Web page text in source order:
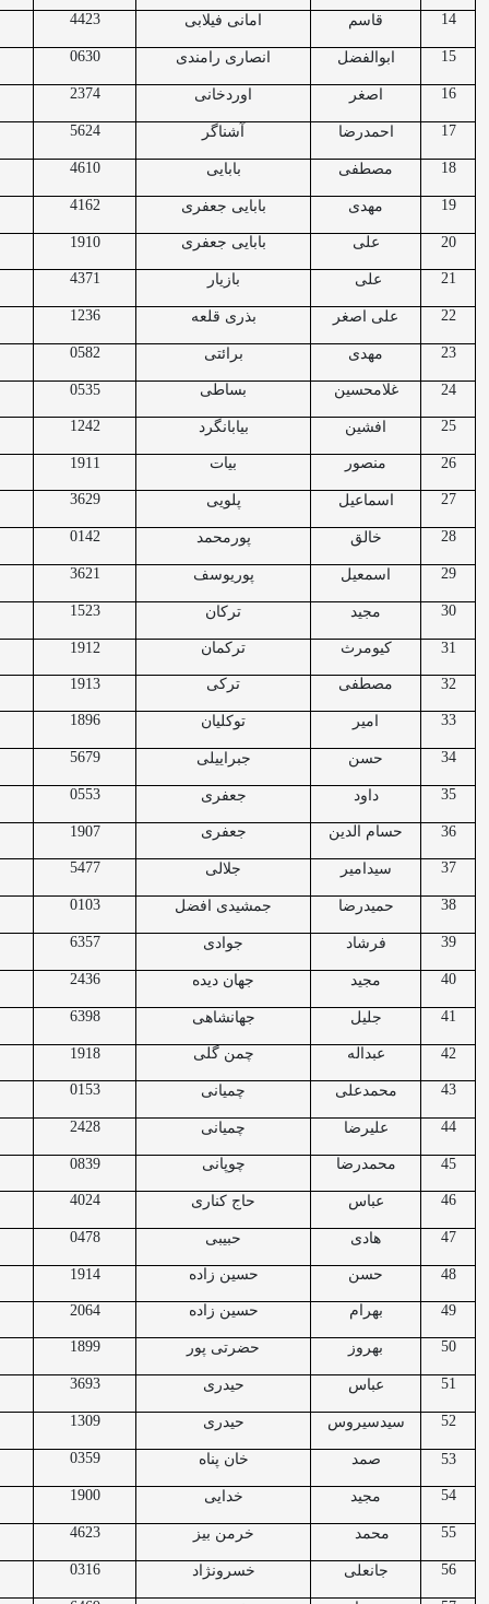
14 قاسم امانی فیلابی 4423
15 ابوالفضل انصاری رامندی 0630
16 اصغر اوردخانی 2374
17 احمدرضا آشناگر 5624
18 مصطفی بابایی 4610
19 مهدی بابایی جعفری 4162
20 علی بابایی جعفری 1910
21 علی بازیار 4371
22 علی اصغر بذری قلعه 1236
23 مهدی برائتی 0582
24 غلامحسین بساطی 0535
25 افشین بیابانگرد 1242
26 منصور بیات 1911
27 اسماعیل پلویی 3629
28 خالق پورمحمد 0142
29 اسمعیل پوریوسف 3621
30 مجید ترکان 1523
31 کیومرث ترکمان 1912
32 مصطفی ترکی 1913
33 امیر توکلیان 1896
34 حسن جبراییلی 5679
35 داود جعفری 0553
36 حسام الدین جعفری 1907
37 سیدامیر جلالی 5477
38 حمیدرضا جمشیدی افضل 0103
39 فرشاد جوادی 6357
40 مجید جهان دیده 2436
41 جلیل جهانشاهی 6398
42 عبداله چمن گلی 1918
43 محمدعلی چمیانی 0153
44 علیرضا چمیانی 2428
45 محمدرضا چوپانی 0839
46 عباس حاج کناری 4024
47 هادی حبیبی 0478
48 حسن حسین زاده 1914
49 بهرام حسین زاده 2064
50 بهروز حضرتی پور 1899
51 عباس حیدری 3693
52 سیدسیروس حیدری 1309
53 صمد خان پناه 0359
54 مجید خدایی 1900
55 محمد خرمن بیز 4623
56 جانعلی خسرونژاد 0316